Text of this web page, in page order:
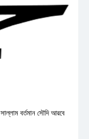
বর্তমান সৌদি আরবে